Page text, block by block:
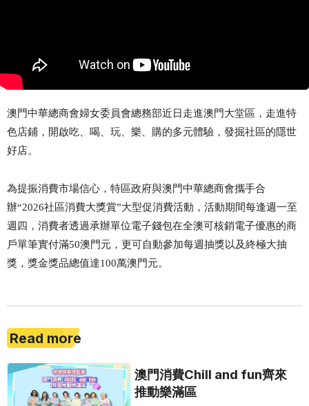
澳門中華總商會婦女委員會總務部近日走進澳門大堂區，走進特
色店鋪，開啟吃、喝、玩、樂、購的多元體驗，發掘社區的隱世
好店。
為提振消費市場信心，特區政府與澳門中華總商會攜手合
辦“2026社區消費大獎賞”大型促消費活動，活動期間每逢週一至
週四，消費者透過承辦單位電子錢包在全澳可核銷電子優惠的商
戶單筆實付滿50澳門元，更可自動參加每週抽獎以及終極大抽
獎，獎金獎品總值達100萬澳門元。
Read more
澳門消費Chill and fun齊來
推動樂滿區